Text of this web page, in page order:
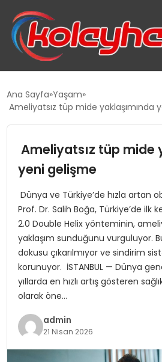
TANYER YAPI ZEMIN
BÜYÜTTÜ
TOROSLAR’DA PAZAR
Ana Sayfa Yaşam
Ameliyatsız tüp mide yaklaşımında
Ameliyatsız tüp mide
yeni gelişme
Dünya ve Türkiye’de hızla artan
Prof. Dr. Salih Boğa, Türkiye’de ilk
2.0 Double Helix yönteminin,
yaklaşım sunduğunu vurguluyor.
dokusu çıkarılmıyor ve sindirim
korunuyor. İSTANBUL — Dünya
yıllarda en hızlı artış gösteren
olarak öne…
admin
21 Nisan 2026